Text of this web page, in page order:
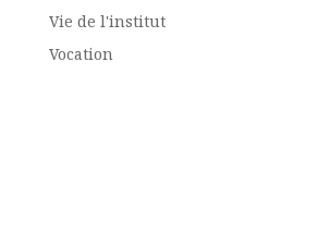
Vie de l'institut
Vocation